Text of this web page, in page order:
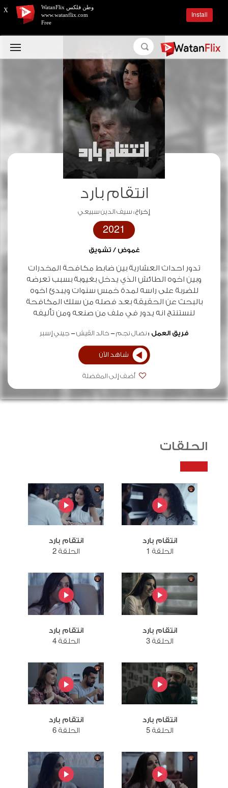
انتقام بارد
إخراج :سيف الدين سبيعي
2021
غموض / تشويق
تدور احداث العشارية بين ضابط مكافحة المخدرات
وبين اخوه الطائش الذي يدخل بغيوبة بسبب تعرضه
للضربة على راسه لمدة خمس سنوات ويبدئ اخوه
بالبحث عن الحقيقة بعد فصله من سلك المكافحة
لنستنتج انه يدور في ملف من صنعه ومن تأليفه
فريق العمل :نضال نجم خالد القيش جيني إسبر
شاهد الآن
أضف إلى المفضلة
الحلقات
انتقام بارد
الحلقة 1
انتقام بارد
الحلقة 2
انتقام بارد
الحلقة 3
انتقام بارد
الحلقة 4
انتقام بارد
الحلقة 5
انتقام بارد
الحلقة 6
X
وطن فلكس WatanFlix
www.watanflix.com
Free
Install